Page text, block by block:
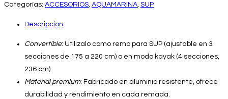
Categorías: ACCESORIOS, AQUAMARINA, SUP
Descripción
Convertible: Utilizalo como remo para SUP (ajustable en 3
secciones de 175 a 220 cm) o en modo kayak (4 secciones,
236 cm).
Material premium: Fabricado en aluminio resistente, ofrece
durabilidad y rendimiento en cada remada.